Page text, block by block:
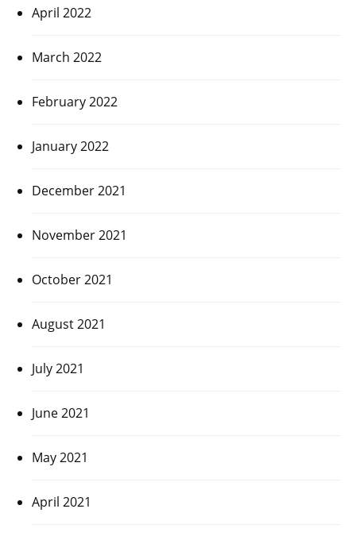
April 2022
March 2022
February 2022
January 2022
December 2021
November 2021
October 2021
August 2021
July 2021
June 2021
May 2021
April 2021